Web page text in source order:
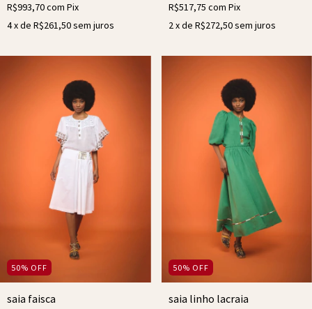
R$993,70com Pix
4x de R$261,50sem juros
R$517,75 com Pix
2x de R$272,50sem juros
50% OFF
saia faisca
50% OFF
saia linho lacraia